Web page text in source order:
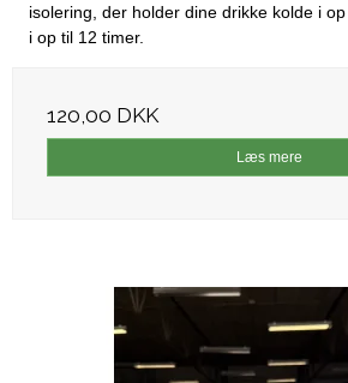
isolering, der holder dine drikke kolde i
i op til 12 timer.
120,00 DKK
Læs mere